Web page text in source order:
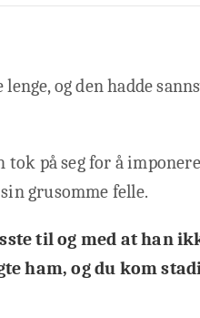
og den hadde
på seg for å
grusomme felle.
til og med at han
ham, og du kom